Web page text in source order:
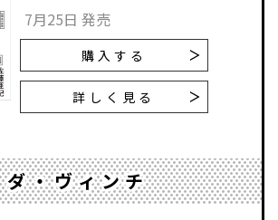
7月25日 発売
購入する
詳しく見る
ダ・ヴィンチ